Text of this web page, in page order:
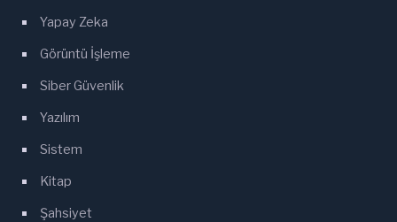
Yapay Zeka
Görüntü İşleme
Siber Güvenlik
Yazılım
Sistem
Kitap
Şahsiyet